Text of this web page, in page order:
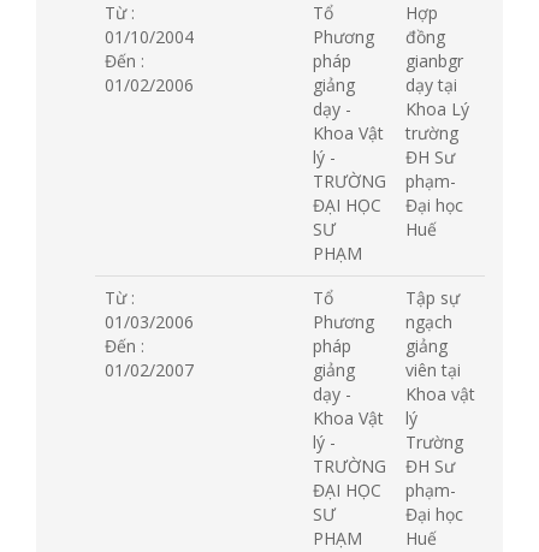
Từ :
01/10/2004
Đến :
01/02/2006
Tổ
Phương
pháp
giảng
dạy -
Khoa Vật
lý -
TRƯỜNG
ĐẠI HỌC
SƯ
PHẠM
Hợp
đồng
gianbgr
dạy tại
Khoa Lý
trường
ĐH Sư
phạm-
Đại học
Huế
Từ :
01/03/2006
Đến :
01/02/2007
Tổ
Phương
pháp
giảng
dạy -
Khoa Vật
lý -
TRƯỜNG
ĐẠI HỌC
SƯ
PHẠM
Tập sự
ngạch
giảng
viên tại
Khoa vật
lý
Trường
ĐH Sư
phạm-
Đại học
Huế